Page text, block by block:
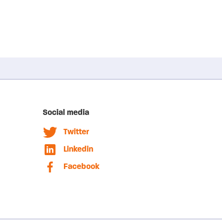
Social media
Twitter
Linkedin
Facebook